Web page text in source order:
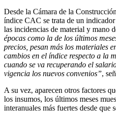
Desde la Cámara de la
índice CAC se trata de un
las incidencias de material y mano
épocas como la de los últimos
precios, pesan más los materiales
cambios en el índice respecto a la
cuando se va recuperando el
vigencia los nuevos convenios”,
A su vez, aparecen otros factores
los insumos, los últimos meses
interanuales más fuertes desde que